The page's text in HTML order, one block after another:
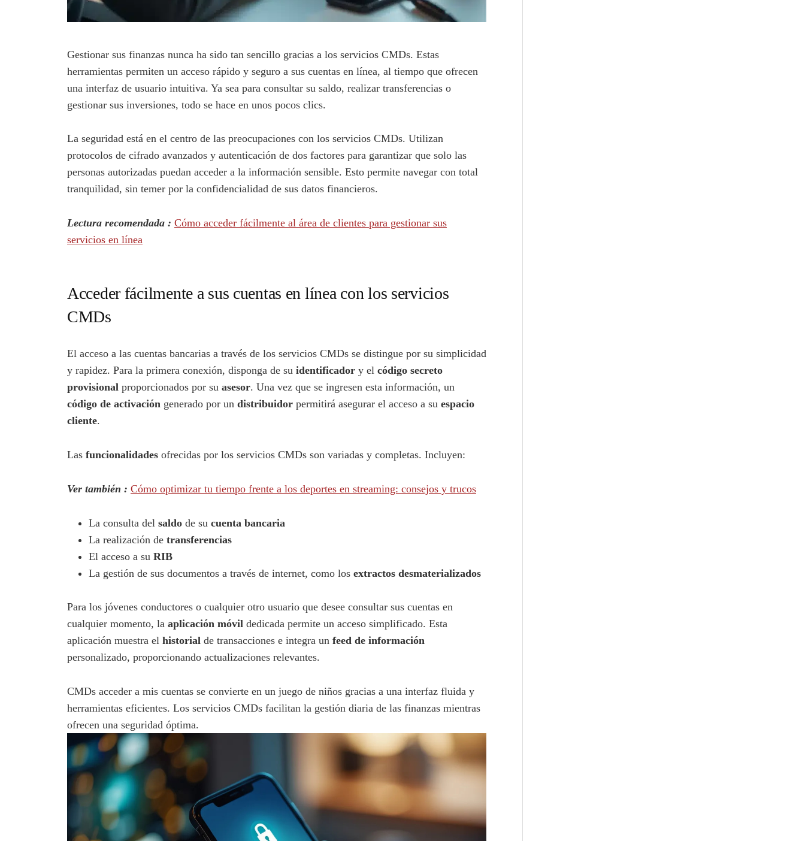
Gestionar sus finanzas nunca ha sido tan sencillo gracias a los servicios CMDs. Estas
herramientas permiten un acceso rápido y seguro a sus cuentas en línea, al tiempo que ofrecen
una interfaz de usuario intuitiva. Ya sea para consultar su saldo, realizar transferencias o
gestionar sus inversiones, todo se hace en unos pocos clics.
La seguridad está en el centro de las preocupaciones con los servicios CMDs. Utilizan
protocolos de cifrado avanzados y autenticación de dos factores para garantizar que solo las
personas autorizadas puedan acceder a la información sensible. Esto permite navegar con total
tranquilidad, sin temer por la confidencialidad de sus datos financieros.
Lectura recomendada : Cómo acceder fácilmente al área de clientes para gestionar sus
servicios en línea
Acceder fácilmente a sus cuentas en línea con los servicios
CMDs
El acceso a las cuentas bancarias a través de los servicios CMDs se distingue por su simplicidad
y rapidez. Para la primera conexión, disponga de su identificador y el código secreto
provisional proporcionados por su asesor. Una vez que se ingresen esta información, un
código de activación generado por un distribuidor permitirá asegurar el acceso a su espacio
cliente.
Las funcionalidades ofrecidas por los servicios CMDs son variadas y completas. Incluyen:
Ver también : Cómo optimizar tu tiempo frente a los deportes en streaming: consejos y trucos
La consulta del saldo de su cuenta bancaria
La realización de transferencias
El acceso a su RIB
La gestión de sus documentos a través de internet, como los extractos desmaterializados
Para los jóvenes conductores o cualquier otro usuario que desee consultar sus cuentas en
cualquier momento, la aplicación móvil dedicada permite un acceso simplificado. Esta
aplicación muestra el historial de transacciones e integra un feed de información
personalizado, proporcionando actualizaciones relevantes.
CMDs acceder a mis cuentas se convierte en un juego de niños gracias a una interfaz fluida y
herramientas eficientes. Los servicios CMDs facilitan la gestión diaria de las finanzas mientras
ofrecen una seguridad óptima.